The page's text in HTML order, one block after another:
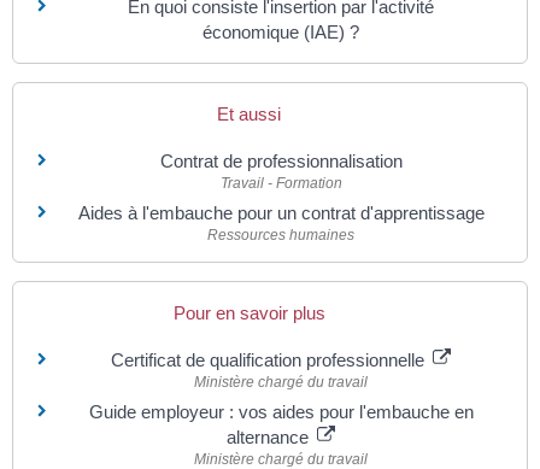
En quoi consiste l'insertion par l'activité
économique (IAE) ?
Et aussi
Contrat de professionnalisation
Travail - Formation
Aides à l'embauche pour un contrat d'apprentissage
Ressources humaines
Pour en savoir plus
Certificat de qualification professionnelle
Ministère chargé du travail
Guide employeur : vos aides pour l'embauche en
alternance
Ministère chargé du travail